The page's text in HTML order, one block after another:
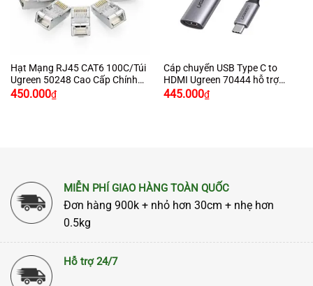
Hạt Mạng RJ45 CAT6 100C/Túi
Ugreen 50248 Cao Cấp Chính
Hãng Ugreen
450.000₫
Cáp chuyển USB Type C to
HDMI Ugreen 70444 hỗ trợ
4K2K
445.000₫
MIỄN PHÍ GIAO HÀNG TOÀN QUỐC
Đơn hàng 900k + nhỏ hơn 30cm + nhẹ hơn
0.5kg
Hỗ trợ 24/7